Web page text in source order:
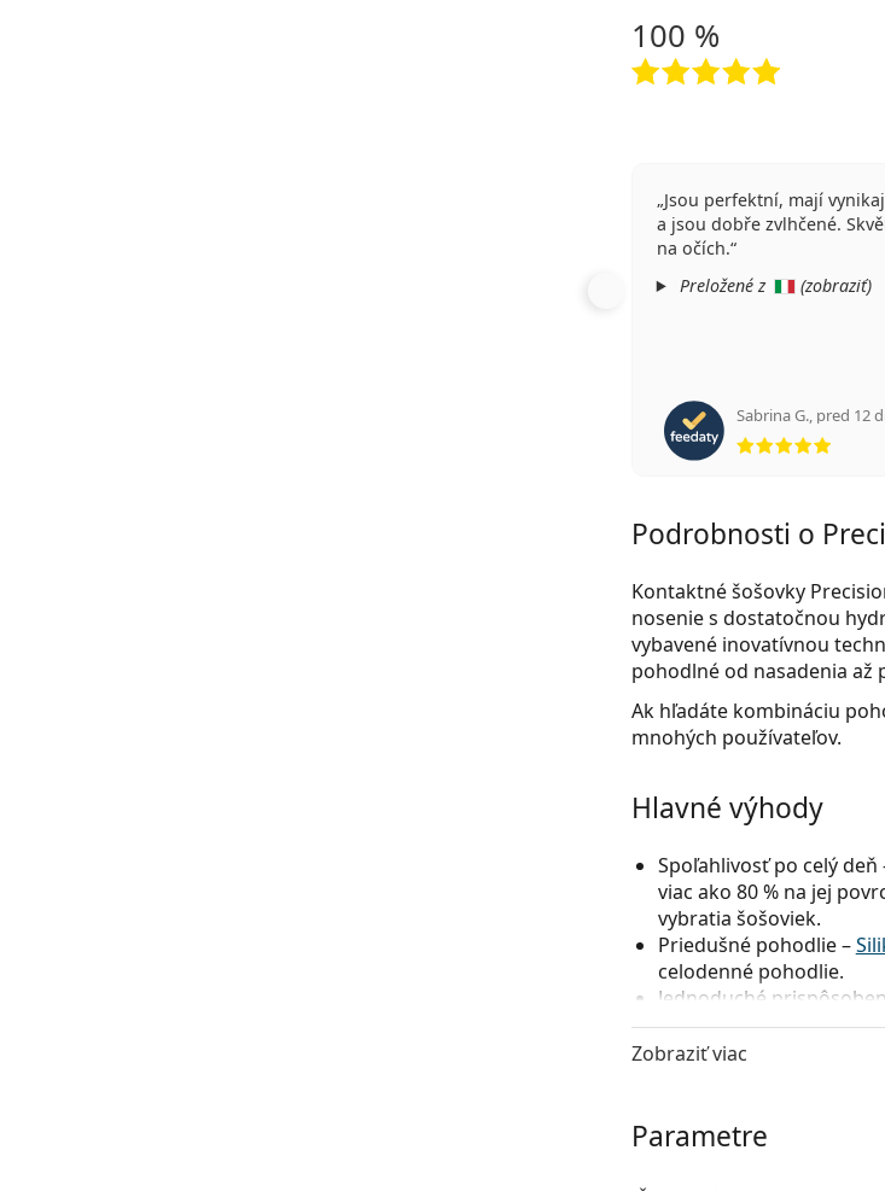
100 %
Jsou perfektní, mají
a jsou dobře zvlhčené.
na očích.
Preložené z
(zobraziť)
Sabrina G., pred 12
Podrobnosti o
Kontaktné šošovky
nosenie s dostatočnou
vybavené inovatívnou
pohodlné od nasadenia až
Ak hľadáte kombináciu
mnohých používateľov.
Hlavné výhody
Spoľahlivosť po celý deň
viac ako 80 % na jej
vybratia šošoviek.
Priedušné pohodlie–
celodenné pohodlie.
Jednoduché
skúsených, tak aj pre
UV ochrana
Pre koho sú
Zobraziť viac
Parametre